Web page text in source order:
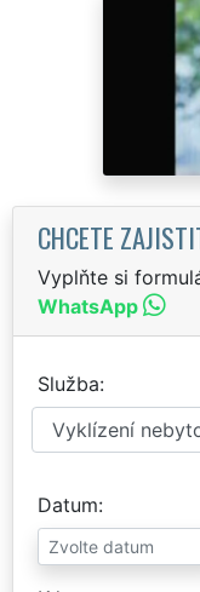
CHCETE
Vyplňte si
WhatsApp
Služba
Datum